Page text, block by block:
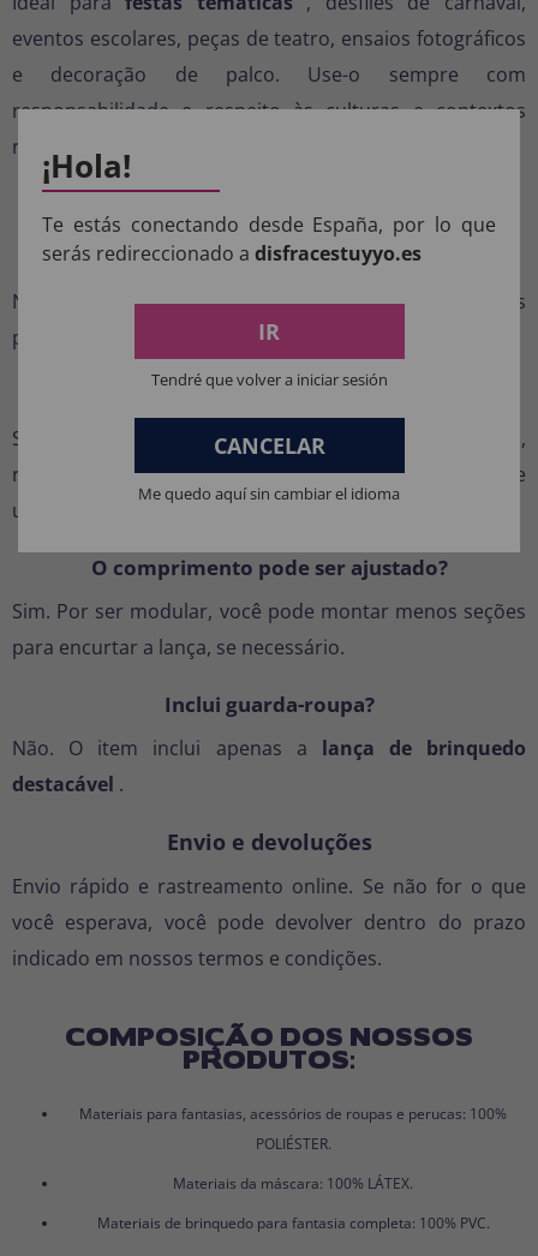
eventos escolares, peças de teatro, ensaios fotográficos
e decoração de palco. Use-o sempre com
responsabilidade e respeito às culturas e contextos
representados.
É pesado?
Não. Ele é leve graças ao PVC, então crianças e adultos
podem carregá-lo confortavelmente.
É seguro jogar?
Sim. A ponta é simulada e não afiada. No entanto,
recomenda-se que crianças a utilizem sob supervisão de
um adulto e evitem golpes diretos.
O comprimento pode ser ajustado?
Sim. Por ser modular, você pode montar menos seções
para encurtar a lança, se necessário.
Inclui guarda-roupa?
Não. O item inclui apenas a lança de brinquedo
destacável .
Envio e devoluções
Envio rápido e rastreamento online. Se não for o que
você esperava, você pode devolver dentro do prazo
indicado em nossos termos e condições.
COMPOSIÇÃO DOS NOSSOS
PRODUTOS:
Materiais para fantasias, acessórios de roupas e perucas: 100%
POLIÉSTER.
Materiais da máscara: 100% LÁTEX.
Materiais de brinquedo para fantasia completa: 100% PVC.
¡Hola!
Te estás conectando desde España, por lo que
serás redireccionado a disfracestuyyo.es
IR
Tendré que volver a iniciar sesión
CANCELAR
Me quedo aquí sin cambiar el idioma